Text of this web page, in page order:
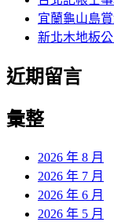
宜蘭龜山島
新北木地板
近期留言
彙整
2026 年 8 月
2026 年 7 月
2026 年 6 月
2026 年 5 月